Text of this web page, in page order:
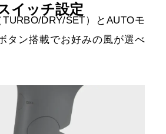
イッチ設定
DRY/SET）とAUTOモ
タン搭載でお好みの風が選べ